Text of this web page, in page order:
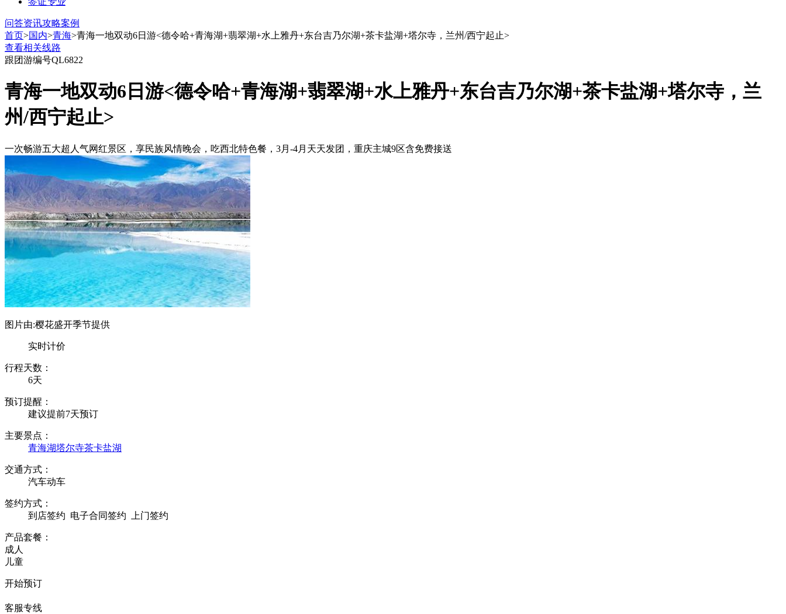
问答资讯攻略案例
首页>国内>青海>青海一地双动6日游<德令哈+青海湖+翡翠湖+水上雅丹+东台吉乃尔湖+茶卡盐湖+塔尔寺，兰州/西宁起止>
查看相关线路
跟团游编号QL6822
青海一地双动6日游<德令哈+青海湖+翡翠湖+水上雅丹+东台吉乃尔湖+茶卡盐湖+塔尔寺，兰
州/西宁起止>
一次畅游五大超人气网红景区，享民族风情晚会，吃西北特色餐，3月-4月天天发团，重庆主城9区含免费接送
图片由:樱花盛开季节提供
实时计价
行程天数：
6天
预订提醒：
建议提前7天预订
主要景点：
青海湖塔尔寺茶卡盐湖
交通方式：
汽车动车
签约方式：
到店签约 电子合同签约 上门签约
产品套餐：
成人
儿童
开始预订
客服专线